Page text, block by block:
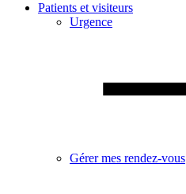
Patients et visiteurs
Urgence
Gérer mes rendez-vous